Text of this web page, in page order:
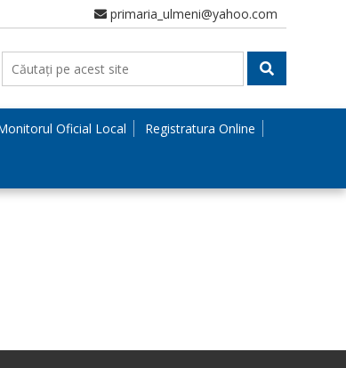
primaria_ulmeni@yahoo.com
Oficial Local Registratura Online